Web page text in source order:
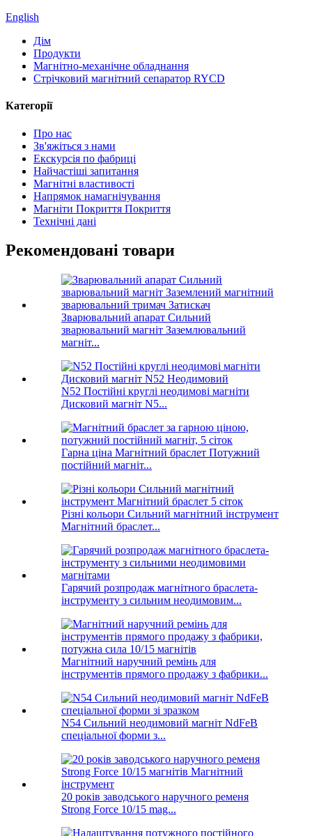
English
Дім
Продукти
Магнітно-механічне обладнання
Стрічковий магнітний сепаратор RYCD
Категорії
Про нас
Зв'яжіться з нами
Екскурсія по фабриці
Найчастіші запитання
Магнітні властивості
Напрямок намагнічування
Магніти Покриття Покриття
Технічні дані
Рекомендовані товари
Зварювальний апарат Сильний
зварювальний магніт Заземлювальний
магніт...
N52 Постійні круглі неодимові магніти
Дисковий магніт N5...
Гарна ціна Магнітний браслет Потужний
постійний магніт...
Різні кольори Сильний магнітний інструмент
Магнітний браслет...
Гарячий розпродаж магнітного браслета-
інструменту з сильним неодимовим...
Магнітний наручний ремінь для
інструментів прямого продажу з фабрики...
N54 Сильний неодимовий магніт NdFeB
спеціальної форми з...
20 років заводського наручного ременя
Strong Force 10/15 mag...